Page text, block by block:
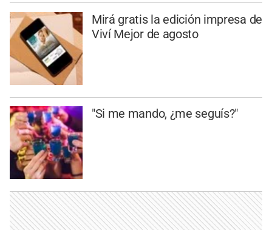
Mirá gratis la edición impresa de
Viví Mejor de agosto
"Si me mando, ¿me seguís?"